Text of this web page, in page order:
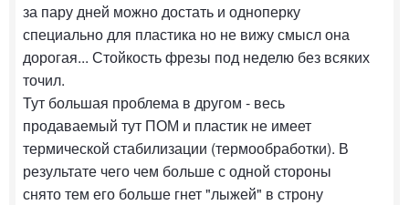
за пару дней можно достать и одноперку
специально для пластика но не вижу смысл она
дорогая... Стойкость фрезы под неделю без всяких
точил.
Тут большая проблема в другом - весь
продаваемый тут ПОМ и пластик не имеет
термической стабилизации (термообработки). В
результате чего чем больше с одной стороны
снято тем его больше гнет "лыжей" в строну